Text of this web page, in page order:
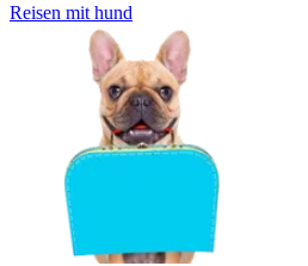
Reisen mit hund